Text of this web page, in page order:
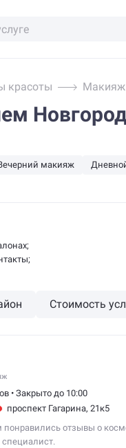
красоты Макияж
макияж
Стоимость
• Закрыто до 10:00
проспект Гагарина, 21к5
понравились отзывы о